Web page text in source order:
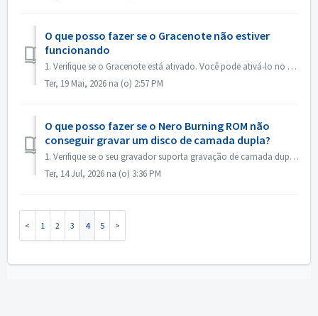
O que posso fazer se o Gracenote não estiver
funcionando
1. Verifique se o Gracenote está ativado. Você pode ativá-lo no menu “Arquivo->Opções->Banco de dados”, marcando a opção “Ativar acesso ao banco de da...
Ter, 19 Mai, 2026 na (o) 2:57 PM
O que posso fazer se o Nero Burning ROM não
conseguir gravar um disco de camada dupla?
1. Verifique se o seu gravador suporta gravação de camada dupla. 2. Reduza a velocidade de gravação: a gravação em alta velocidade pode fazer com que a...
Ter, 14 Jul, 2026 na (o) 3:36 PM
1 2 3 4 5